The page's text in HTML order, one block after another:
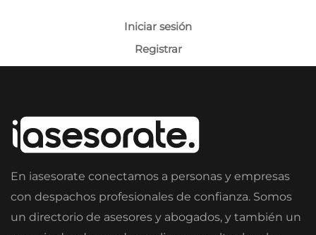
Iniciar sesión
Registrar
En iasesorate conectamos a personas y empresas
con despachos profesionales de confianza. Somos
un directorio de asesores y abogados, y también un